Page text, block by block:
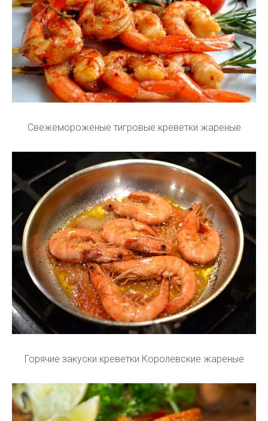
Свежемороженые тигровые креветки жареные
Горячие закуски креветки Королевские жареные